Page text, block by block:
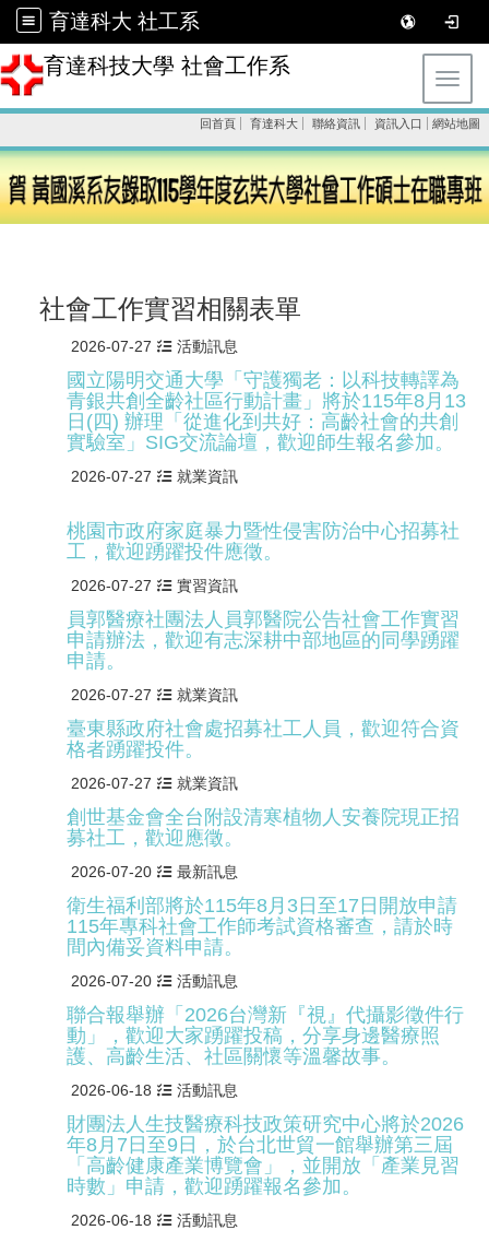
育達科大 社工系
育達科技大學 社會工作系
回首頁 育達科大 聯絡資訊 資訊入口 網站地圖
社會工作實習相關表單
2026-07-27 活動訊息
國立陽明交通大學「守護獨老：以科技轉譯為
青銀共創全齡社區行動計畫」將於115年8月13
日(四) 辦理「從進化到共好：高齡社會的共創
實驗室」SIG交流論壇，歡迎師生報名參加。
2026-07-27 就業資訊
桃園市政府家庭暴力暨性侵害防治中心招募社
工，歡迎踴躍投件應徵。
2026-07-27 實習資訊
員郭醫療社團法人員郭醫院公告社會工作實習
申請辦法，歡迎有志深耕中部地區的同學踴躍
申請。
2026-07-27 就業資訊
臺東縣政府社會處招募社工人員，歡迎符合資
格者踴躍投件。
2026-07-27 就業資訊
創世基金會全台附設清寒植物人安養院現正招
募社工，歡迎應徵。
2026-07-20 最新訊息
衛生福利部將於115年8月3日至17日開放申請
115年專科社會工作師考試資格審查，請於時
間內備妥資料申請。
2026-07-20 活動訊息
聯合報舉辦「2026台灣新『視』代攝影徵件行
動」，歡迎大家踴躍投稿，分享身邊醫療照
護、高齡生活、社區關懷等溫馨故事。
2026-06-18 活動訊息
財團法人生技醫療科技政策研究中心將於2026
年8月7日至9日，於台北世貿一館舉辦第三屆
「高齡健康產業博覽會」，並開放「產業見習
時數」申請，歡迎踴躍報名參加。
2026-06-18 活動訊息